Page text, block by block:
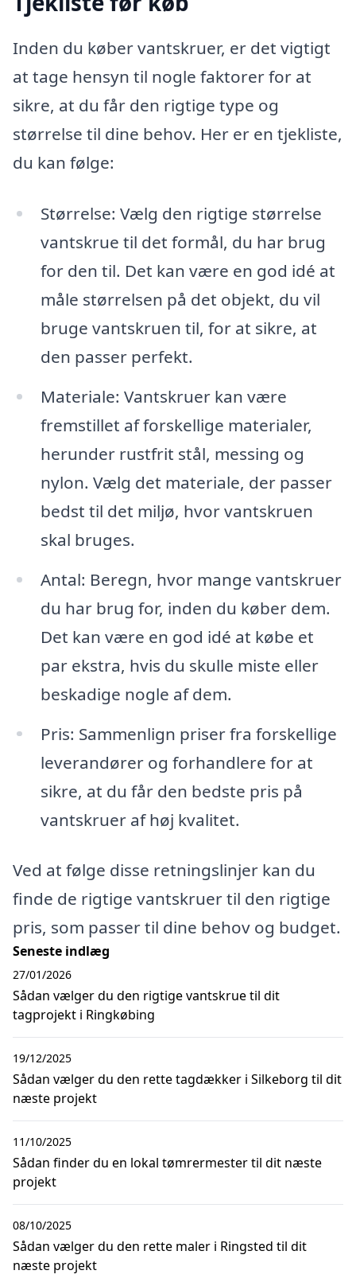
Inden du køber vantskruer, er det vigtigt
at tage hensyn til nogle faktorer for at
sikre, at du får den rigtige type og
størrelse til dine behov. Her er en tjekliste,
du kan følge:
Størrelse: Vælg den rigtige størrelse
vantskrue til det formål, du har brug
for den til. Det kan være en god idé at
måle størrelsen på det objekt, du vil
bruge vantskruen til, for at sikre, at
den passer perfekt.
Materiale: Vantskruer kan være
fremstillet af forskellige materialer,
herunder rustfrit stål, messing og
nylon. Vælg det materiale, der passer
bedst til det miljø, hvor vantskruen
skal bruges.
Antal: Beregn, hvor mange vantskruer
du har brug for, inden du køber dem.
Det kan være en god idé at købe et
par ekstra, hvis du skulle miste eller
beskadige nogle af dem.
Pris: Sammenlign priser fra forskellige
leverandører og forhandlere for at
sikre, at du får den bedste pris på
vantskruer af høj kvalitet.
Ved at følge disse retningslinjer kan du
finde de rigtige vantskruer til den rigtige
pris, som passer til dine behov og budget.
Seneste indlæg
Sådan vælger du den rigtige vantskrue til dit
tagprojekt i Ringkøbing
27/01/2026
Sådan vælger du den rette tagdækker i Silkeborg til dit
næste projekt
19/12/2025
Sådan finder du en lokal tømrermester til dit næste
projekt
11/10/2025
Sådan vælger du den rette maler i Ringsted til dit
næste projekt
08/10/2025